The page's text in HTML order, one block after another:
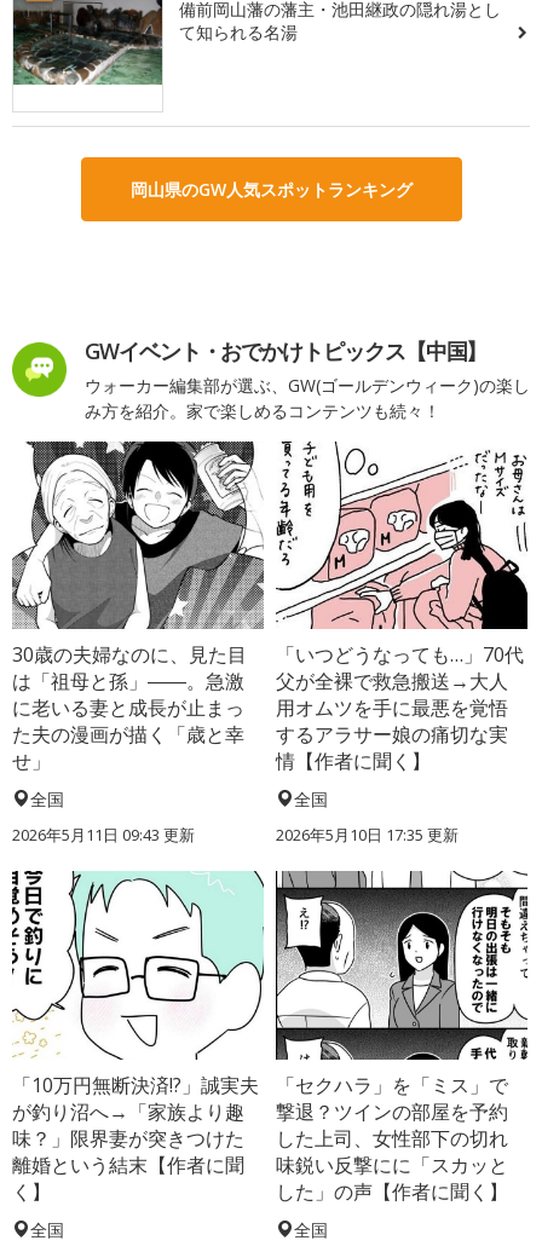
備前岡山藩の藩主・池田継政の隠れ湯とし
て知られる名湯
岡山県のGW人気スポットランキング
GWイベント・おでかけトピックス【中国】
ウォーカー編集部が選ぶ、GW(ゴールデンウィーク)の楽し
み方を紹介。家で楽しめるコンテンツも続々！
30歳の夫婦なのに、見た目
は「祖母と孫」――。急激
に老いる妻と成長が止まっ
た夫の漫画が描く「歳と幸
せ」
全国
2026年5月11日 09:43 更新
「いつどうなっても…」70代
父が全裸で救急搬送→大人
用オムツを手に最悪を覚悟
するアラサー娘の痛切な実
情【作者に聞く】
全国
2026年5月10日 17:35 更新
「10万円無断決済!?」誠実夫
が釣り沼へ→「家族より趣
味？」限界妻が突きつけた
離婚という結末【作者に聞
く】
全国
「セクハラ」を「ミス」で
撃退？ツインの部屋を予約
した上司、女性部下の切れ
味鋭い反撃にに「スカッと
した」の声【作者に聞く】
全国